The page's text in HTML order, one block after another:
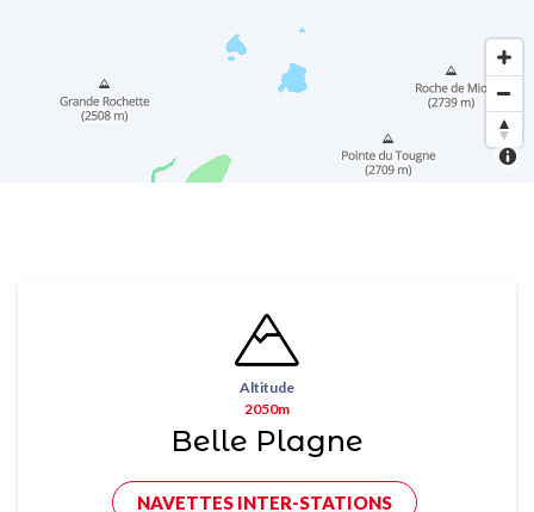
Altitude
2050m
Belle Plagne
NAVETTES INTER-STATIONS